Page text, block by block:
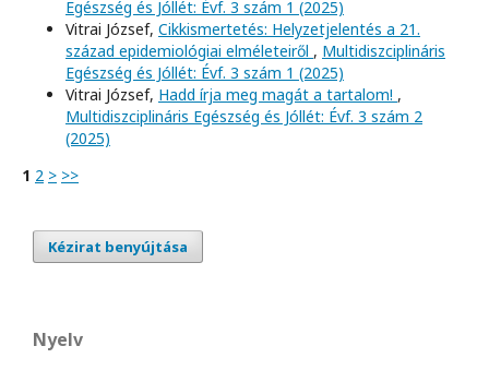
Egészség és Jóllét: Évf. 3 szám 1 (2025)
Vitrai József, Cikkismertetés: Helyzetjelentés a 21.
század epidemiológiai elméleteiről , Multidiszciplináris
Egészség és Jóllét: Évf. 3 szám 1 (2025)
Vitrai József, Hadd írja meg magát a tartalom! ,
Multidiszciplináris Egészség és Jóllét: Évf. 3 szám 2
(2025)
1 2 > >>
Kézirat benyújtása
Nyelv